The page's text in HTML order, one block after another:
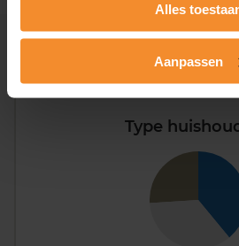
Alles
Aanpassen
Type